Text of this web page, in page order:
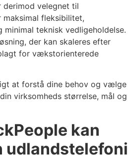
derimod velegnet til
maksimal fleksibilitet,
minimal teknisk vedligeholdelse.
der kan skaleres efter
for vækstorienterede
at forstå dine behov og vælge
virksomheds størrelse, mål og
kan
udlandstelefoni